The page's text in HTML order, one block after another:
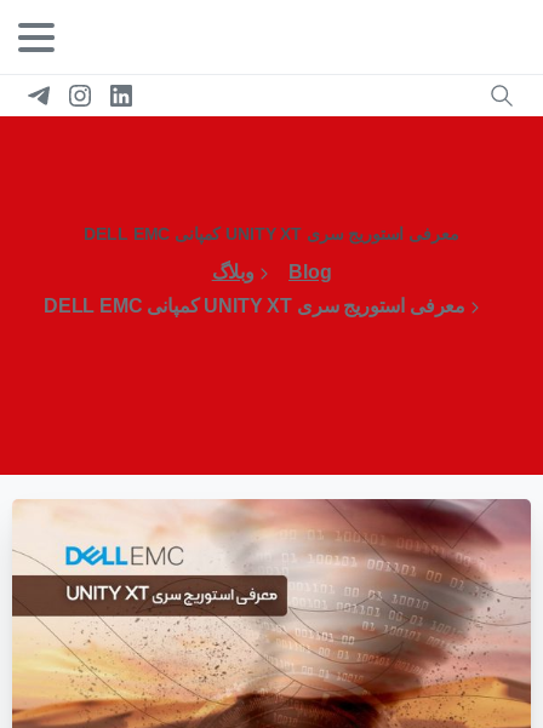
معرفی استوریج سری UNITY XT کمپانی DELL EMC
Blog
وبلاگ
معرفی استوریج سری UNITY XT کمپانی DELL EMC